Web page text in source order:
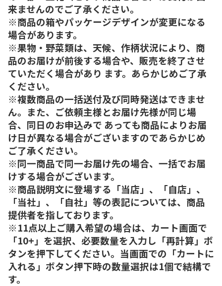
来ませんのでご了承ください。
※商品の箱やパッケージデザインが変更になる
場合があります。
※果物・野菜類は、天候、作柄状況により、商
品のお届けが前後する場合や、販売を終了させ
ていただく場合があり ます。あらかじめご了承
ください。
※複数商品の一括送付及び同時発送はできませ
ん。また、ご依頼主様とお届け先様が同じ場
合、同日のお申込みで あっても商品によりお届
け日が異なる場合がございますのであらかじめ
ご了承ください。
※同一商品で同一お届け先の場合、一括でお届
けする場合がございます。
※商品説明文に登場する「当店」、「自店」、
「当社」、「自社」等の表記については、商品
提供者を指しております。
※11点以上ご購入希望の場合は、カート画面で
「10+」を選択、必要数量を入力し「再計算」ボ
タンを押下してください。当画面での「カートに
入れる」ボタン押下時の数量選択は1個で結構で
す。